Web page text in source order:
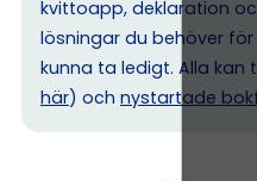
kvittoapp, deklaration
lösningar du behöver
kunna ta ledigt. Alla kan
här) och nystartade